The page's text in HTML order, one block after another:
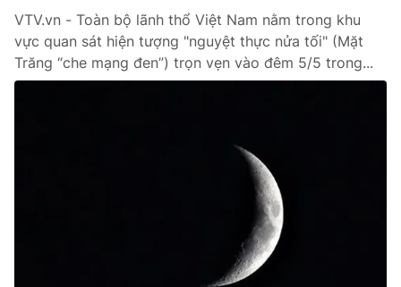
VTV.vn - Toàn bộ lãnh thổ Việt Nam nằm trong khu
vực quan sát hiện tượng "nguyệt thực nửa tối" (Mặt
Trăng “che mạng đen”) trọn vẹn vào đêm 5/5 trong...